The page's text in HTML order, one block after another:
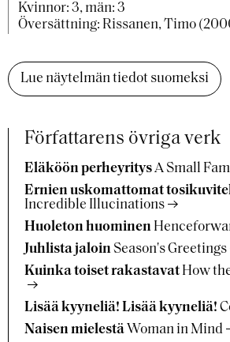
Kvinnor: 3, män: 3
Översättning: Rissanen, Timo
Lue näytelmän tiedot suomeksi
Författarens övriga verk
Eläköön perheyritysA Small
Ernien uskomattomat
Incredible Illucinations
Huoleton huominen
Juhlista jaloinSeason's Greetings
Kuinka toiset rakastavat How
Lisää kyyneliä! Lisää kyyneliä!
Naisen mielestä Woman in Mind